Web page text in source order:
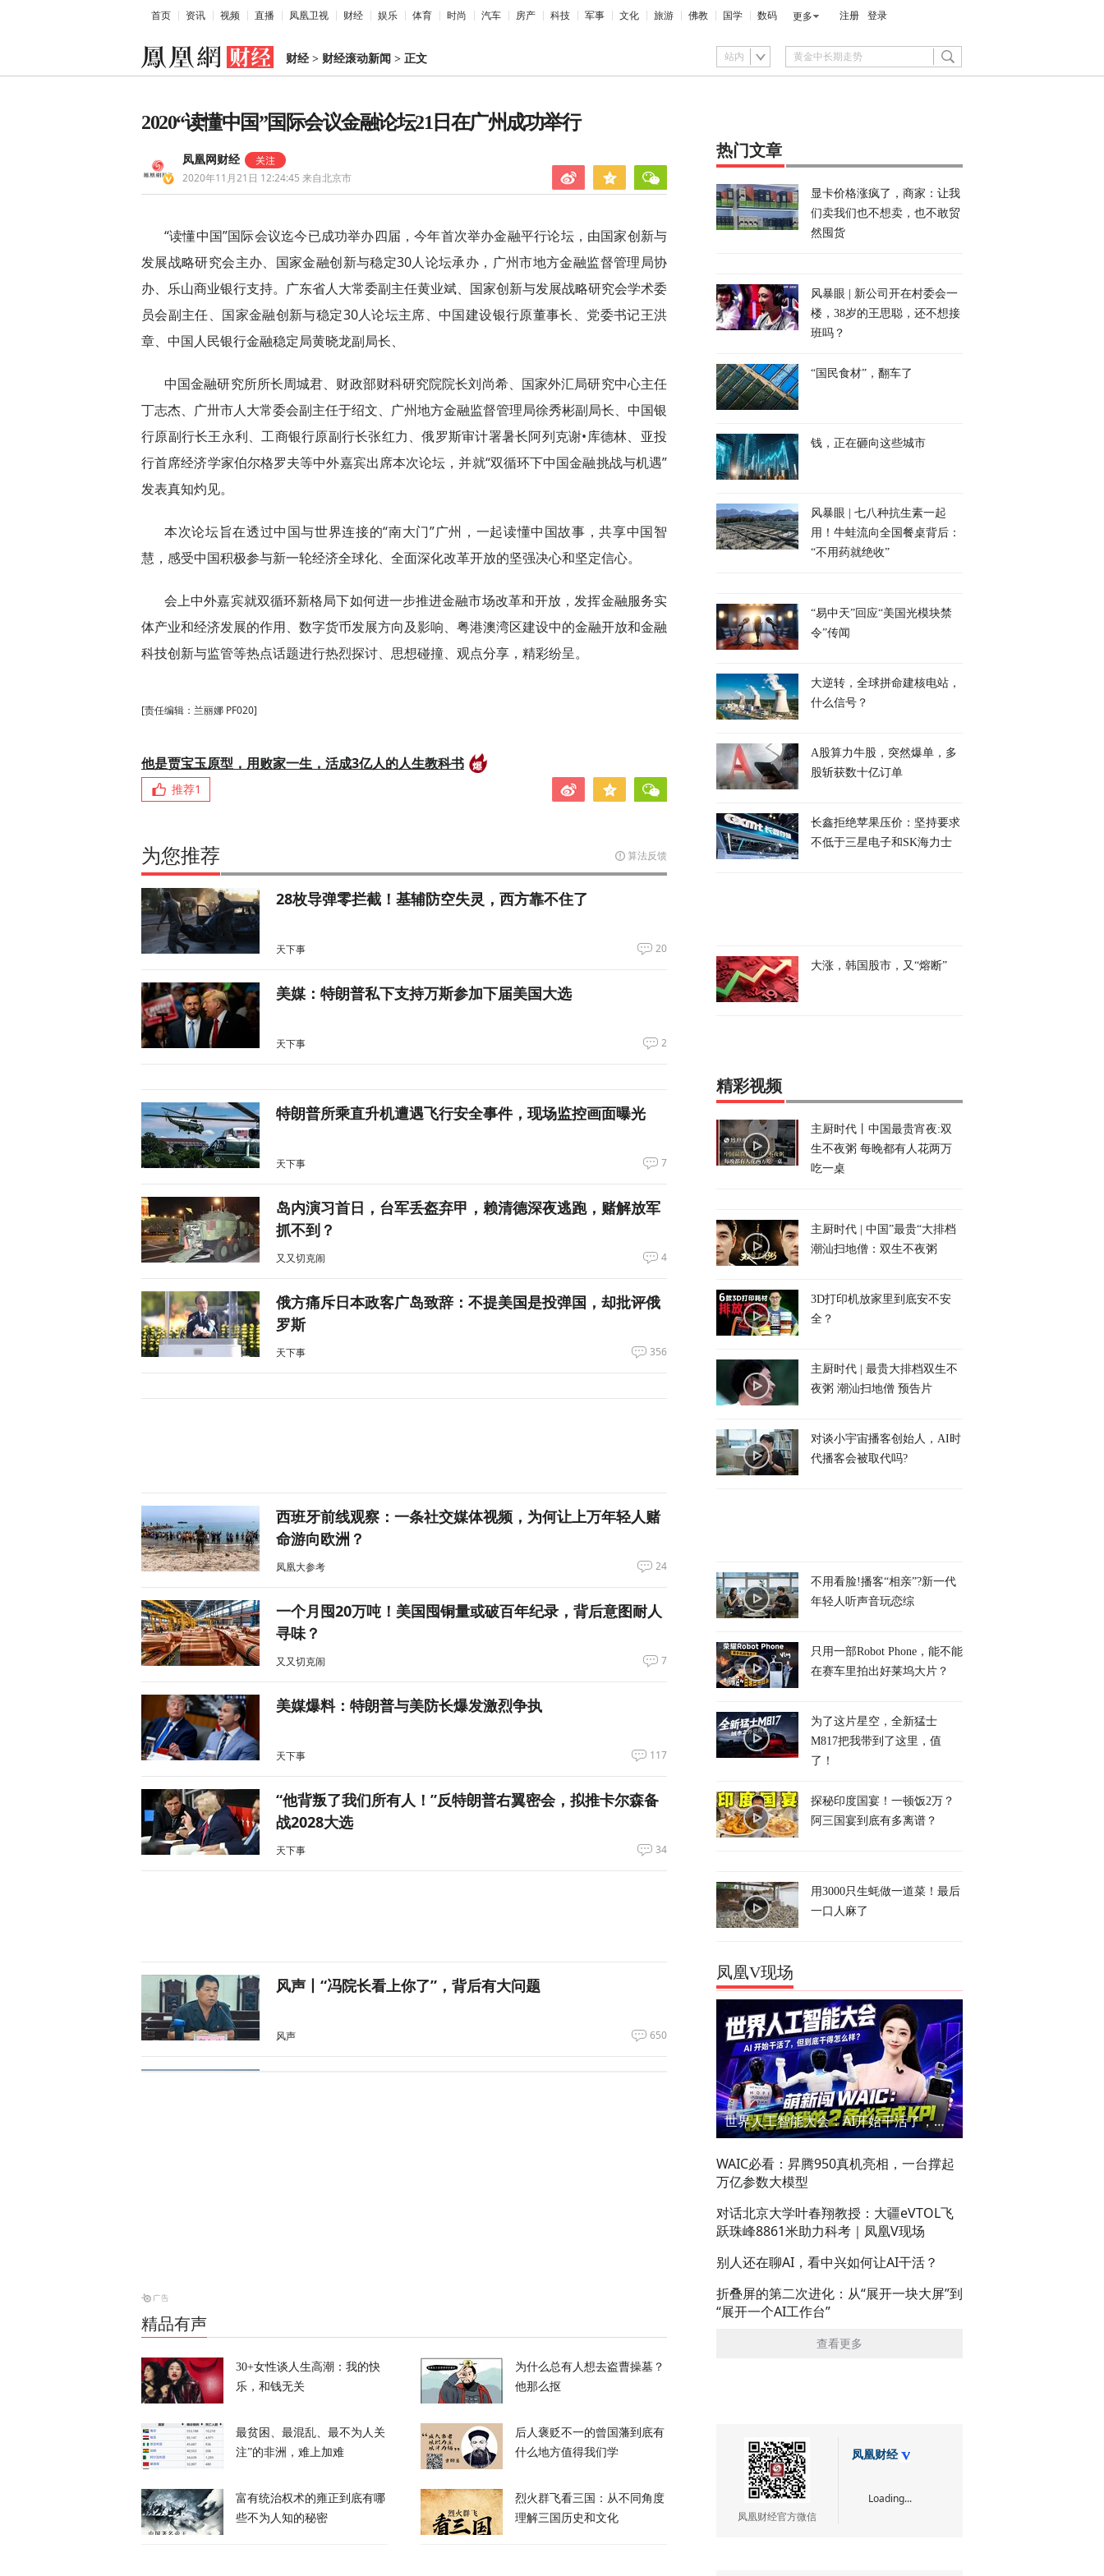
首页 资讯 视频 直播 凤凰卫视 财经 娱乐 体育 时尚 汽车 房产 科技 军事 文化 旅游 佛教 国学 数码 更多 注册 登录
财经> 财经滚动新闻 > 正文 站内
2020“读懂中国”国际会议金融论坛21日在广州成功举行
凤凰网财经
2020年11月21日 12:24:45 来自北京市
“读懂中国”国际会议迄今已成功举办四届，今年首次举办金融平行论坛，由国家创新与
发展战略研究会主办、国家金融创新与稳定30人论坛承办，广州市地方金融监督管理局协
办、乐山商业银行支持。广东省人大常委副主任黄业斌、国家创新与发展战略研究会学术委
员会副主任、国家金融创新与稳定30人论坛主席、中国建设银行原董事长、党委书记王洪
章、中国人民银行金融稳定局黄晓龙副局长、
中国金融研究所所长周城君、财政部财科研究院院长刘尚希、国家外汇局研究中心主任
丁志杰、广卅市人大常委会副主任于绍文、广州地方金融监督管理局徐秀彬副局长、中国银
行原副行长王永利、工商银行原副行长张红力、俄罗斯审计署暑长阿列克谢•库德林、亚投
行首席经济学家伯尔格罗夫等中外嘉宾出席本次论坛，并就“双循环下中国金融挑战与机遇”
发表真知灼见。
本次论坛旨在透过中国与世界连接的“南大门”广州，一起读懂中国故事，共享中国智
慧，感受中国积极参与新一轮经济全球化、全面深化改革开放的坚强决心和坚定信心。
会上中外嘉宾就双循环新格局下如何进一步推进金融市场改革和开放，发挥金融服务实
体产业和经济发展的作用、数字货币发展方向及影响、粤港澳湾区建设中的金融开放和金融
科技创新与监管等热点话题进行热烈探讨、思想碰撞、观点分享，精彩纷呈。
[责任编辑：兰丽娜 PF020]
他是贾宝玉原型，用败家一生，活成3亿人的人生教科书
推荐1
为您推荐 算法反馈
28枚导弹零拦截！基辅防空失灵，西方靠不住了
天下事 20
美媒：特朗普私下支持万斯参加下届美国大选
天下事 2
特朗普所乘直升机遭遇飞行安全事件，现场监控画面曝光
天下事 7
岛内演习首日，台军丢盔弃甲，赖清德深夜逃跑，赌解放军
抓不到？
又又切克闹 4
俄方痛斥日本政客广岛致辞：不提美国是投弹国，却批评俄
罗斯
天下事 356
西班牙前线观察：一条社交媒体视频，为何让上万年轻人赌
命游向欧洲？
凤凰大参考 24
一个月囤20万吨！美国囤铜量或破百年纪录，背后意图耐人
寻味？
又又切克闹 7
美媒爆料：特朗普与美防长爆发激烈争执
天下事 117
“他背叛了我们所有人！”反特朗普右翼密会，拟推卡尔森备
战2028大选
天下事 34
风声丨“冯院长看上你了”，背后有大问题
风声 650
战斗机和装甲车制造被“卡脖子”？美军又一致命软肋曝光
天下事 2
精品有声
30+女性谈人生高潮：我的快
乐，和钱无关
为什么总有人想去盗曹操墓？
他那么抠
最贫困、最混乱、最不为人关
注”的非洲，难上加难
后人褒贬不一的曾国藩到底有
什么地方值得我们学
富有统治权术的雍正到底有哪
些不为人知的秘密
烈火群飞看三国：从不同角度
理解三国历史和文化
热门文章
显卡价格涨疯了，商家：让我
们卖我们也不想卖，也不敢贸
然囤货
风暴眼 | 新公司开在村委会一
楼，38岁的王思聪，还不想接
班吗？
“国民食材”，翻车了
钱，正在砸向这些城市
风暴眼 | 七八种抗生素一起
用！牛蛙流向全国餐桌背后：
“不用药就绝收”
“易中天”回应“美国光模块禁
令”传闻
大逆转，全球拼命建核电站，
什么信号？
A股算力牛股，突然爆单，多
股斩获数十亿订单
长鑫拒绝苹果压价：坚持要求
不低于三星电子和SK海力士
大涨，韩国股市，又“熔断”
精彩视频
主厨时代丨中国最贵宵夜:双
生不夜粥 每晚都有人花两万
吃一桌
主厨时代 | 中国”最贵“大排档
潮汕扫地僧：双生不夜粥
3D打印机放家里到底安不安
全？
主厨时代 | 最贵大排档双生不
夜粥 潮汕扫地僧 预告片
对谈小宇宙播客创始人，AI时
代播客会被取代吗?
不用看脸!播客“相亲”?新一代
年轻人听声音玩恋综
只用一部Robot Phone，能不能
在赛车里拍出好莱坞大片？
为了这片星空，全新猛士
M817把我带到了这里，值
了！
探秘印度国宴！一顿饭2万？
阿三国宴到底有多离谱？
用3000只生蚝做一道菜！最后
一口人麻了
凤凰V现场
世界人工智能大会：AI开始干活了，但到底干的怎么样？萌新闯WAIC
WAIC必看：昇腾950真机亮相，一台撑起
万亿参数大模型
对话北京大学叶春翔教授：大疆eVTOL飞
跃珠峰8861米助力科考｜凤凰V现场
别人还在聊AI，看中兴如何让AI干活？
折叠屏的第二次进化：从“展开一块大屏”到
“展开一个AI工作台”
查看更多
凤凰财经官方微信
凤凰财经
Loading...